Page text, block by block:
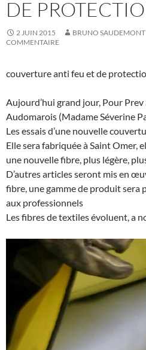
DE
2 JUIN 2015 BRUNO SAUDEMONT
COMMENTAIRE
couverture anti feu et de
Aujourd’hui grand jour, Pour Prev
Audomarois (Madame Séverine
Les essais d’une nouvelle
Elle sera fabriquée à Saint Omer,
une nouvelle fibre, plus légère,
D’autres articles seront mis en
fibre, une gamme de produit sera
aux professionnels
Les fibres de textiles évoluent, a